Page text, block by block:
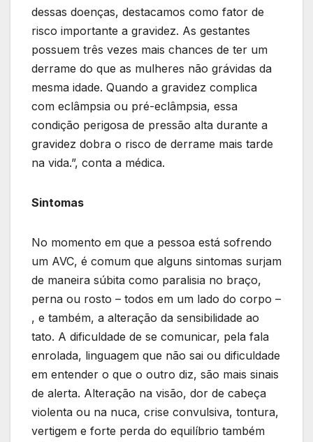
dessas doenças, destacamos como fator de
risco importante a gravidez. As gestantes
possuem três vezes mais chances de ter um
derrame do que as mulheres não grávidas da
mesma idade. Quando a gravidez complica
com eclâmpsia ou pré-eclâmpsia, essa
condição perigosa de pressão alta durante a
gravidez dobra o risco de derrame mais tarde
na vida.”, conta a médica.
Sintomas
No momento em que a pessoa está sofrendo
um AVC, é comum que alguns sintomas surjam
de maneira súbita como paralisia no braço,
perna ou rosto – todos em um lado do corpo –
, e também, a alteração da sensibilidade ao
tato. A dificuldade de se comunicar, pela fala
enrolada, linguagem que não sai ou dificuldade
em entender o que o outro diz, são mais sinais
de alerta. Alteração na visão, dor de cabeça
violenta ou na nuca, crise convulsiva, tontura,
vertigem e forte perda do equilíbrio também